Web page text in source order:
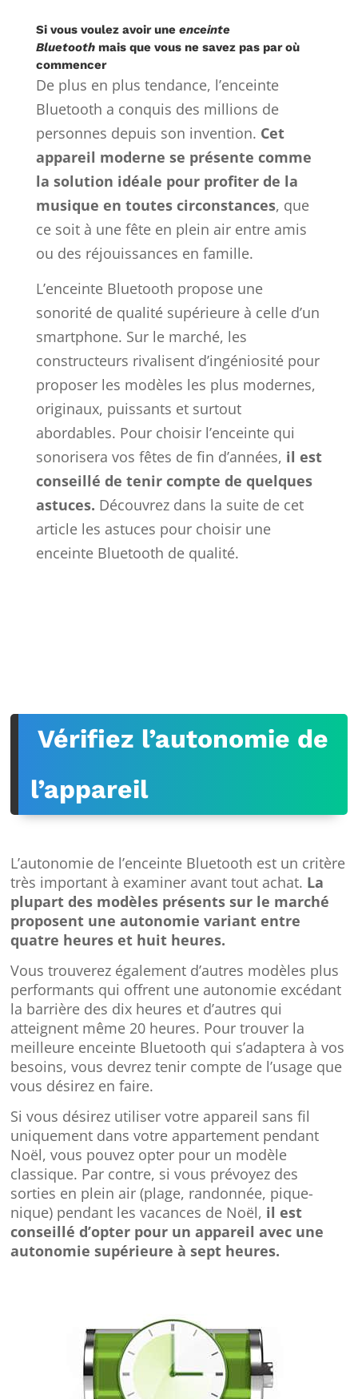
Si vous voulez avoir une enceinte
Bluetoothmais que vous ne savez pas par où
commencer
De plus en plus tendance, l’enceinte
Bluetooth a conquis des millions de
personnes depuis son invention. Cet
appareil moderne se présente comme
la solution idéale pour profiter de la
musique en toutes circonstances, que
ce soit à une fête en plein air entre amis
ou des réjouissances en famille.
L’enceinte Bluetooth propose une
sonorité de qualité supérieure à celle d’un
smartphone. Sur le marché, les
constructeurs rivalisent d’ingéniosité pour
proposer les modèles les plus modernes,
originaux, puissants et surtout
abordables. Pour choisir l’enceinte qui
sonorisera vos fêtes de fin d’années, il est
conseillé de tenir compte de quelques
astuces. Découvrez dans la suite de cet
article les astuces pour choisir une
enceinte Bluetooth de qualité.
Vérifiez l’autonomie de
l’appareil
L’autonomie de l’enceinte Bluetooth est un critère
très important à examiner avant tout achat. La
plupart des modèles présents sur le marché
proposent une autonomie variant entre
quatre heures et huit heures.
Vous trouverez également d’autres modèles plus
performants qui offrent une autonomie excédant
la barrière des dix heures et d’autres qui
atteignent même 20 heures. Pour trouver la
meilleure enceinte Bluetooth qui s’adaptera à vos
besoins, vous devrez tenir compte de l’usage que
vous désirez en faire.
Si vous désirez utiliser votre appareil sans fil
uniquement dans votre appartement pendant
Noël, vous pouvez opter pour un modèle
classique. Par contre, si vous prévoyez des
sorties en plein air (plage, randonnée, pique-
nique) pendant les vacances de Noël, il est
conseillé d’opter pour un appareil avec une
autonomie supérieure à sept heures.